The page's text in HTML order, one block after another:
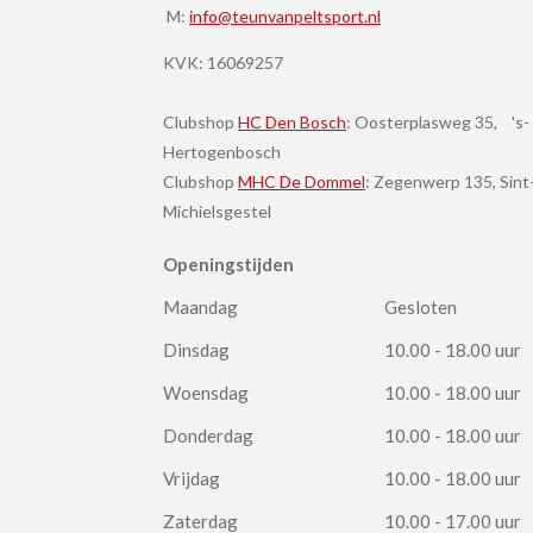
M: info@teunvanpeltsport.nl
KVK: 16069257
Clubshop HC Den Bosch: Oosterplasweg 35, 's-
Hertogenbosch
Clubshop MHC De Dommel: Zegenwerp 135,
Michielsgestel
Openingstijden
Maandag
Gesloten
Dinsdag
10.00 - 18.00 uur
Woensdag
10.00 - 18.00 uur
Donderdag
10.00 - 18.00 uur
Vrijdag
10.00 - 18.00 uur
Zaterdag
10.00 - 17.00 uur